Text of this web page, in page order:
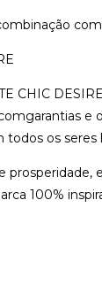
CHIC
e
todos os
100%